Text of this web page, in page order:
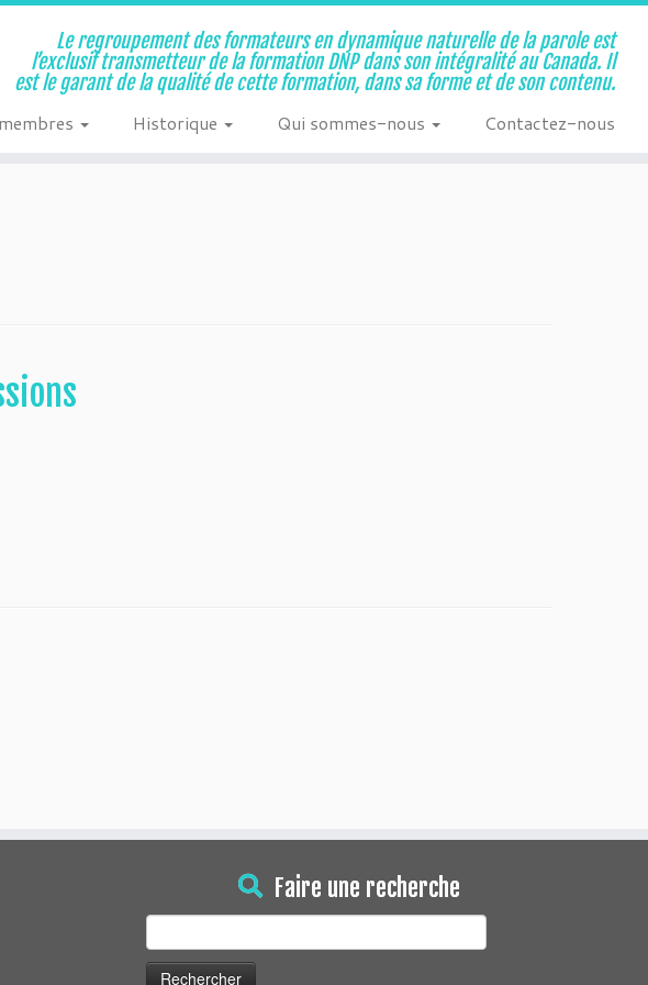
Le regroupement des formateurs en dynamique naturelle de la parole est
l’exclusif transmetteur de la formation DNP dans son intégralité au Canada. Il
est le garant de la qualité de cette formation, dans sa forme et de son contenu.
Historique Qui sommes-nous Contactez-nous
Faire une recherche